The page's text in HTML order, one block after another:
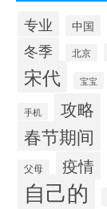
专业 中国
冬季 北京
宋代 宝宝
手机 攻略
春节期间
父母 疫情
自己的